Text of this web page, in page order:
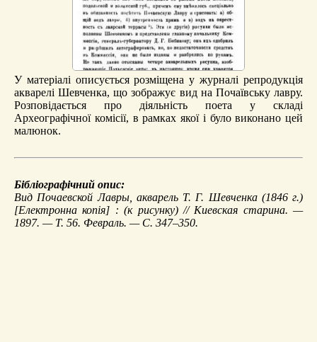
У матеріалі описується розміщена у журналі репродукція
акварелі Шевченка, що зображує вид на Почаївську лавру.
Розповідається про діяльність поета у складі
Археографічної комісії, в рамках якої і було виконано цей
малюнок.
Бібліографічний опис:
Вид Почаевской Лавры, акварель Т. Г. Шевченка (1846 г.)
[Електронна копія] : (к рисунку) // Киевская старина. —
1897. — Т. 56. Февраль. — С. 347–350.